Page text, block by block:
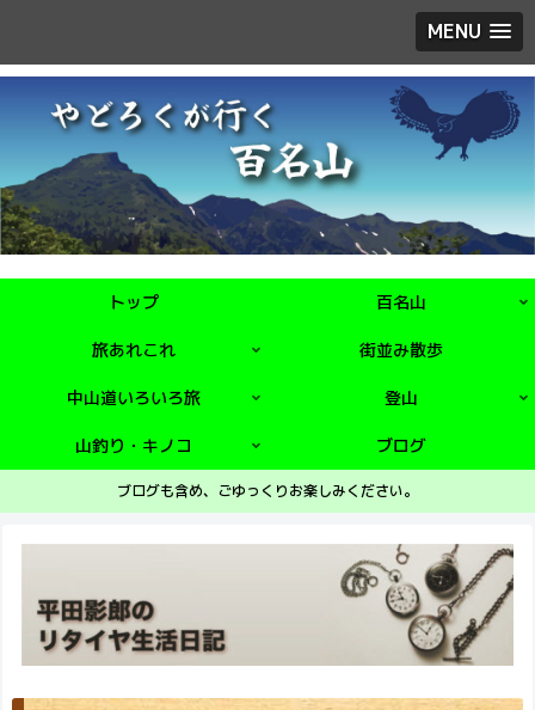
MENU
トップ 百名山
旅あれこれ 街並み散歩
中山道いろいろ旅 登山
山釣り・キノコ ブログ
ブログも含め、ごゆっくりお楽しみください。